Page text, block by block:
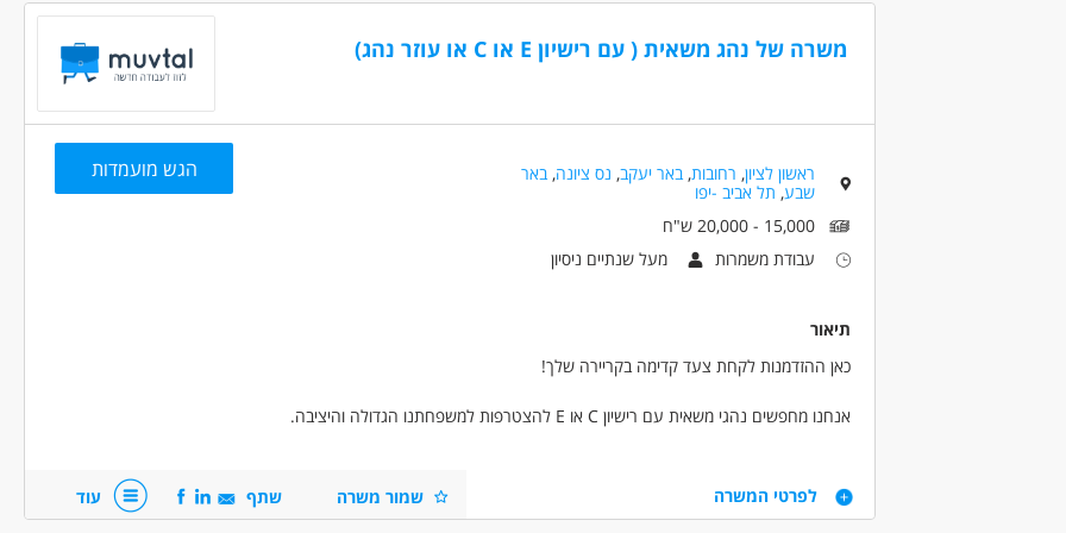
נהגים, רכב ותחבורה - נהג/ת חלוקה
נהגים, רכב ותחבורה - נהג/ת שינוע נהגים, רכב ותחבורה - נהג/ת מונית
מאפייני משרה
משרה של נהג משאית ( עם רישיון E או C או עוזר נהג)
הגש מועמדות ראשון לציון, רחובות,באר יעקב, נס ציונה,באר
שבע, תל אביב -יפו
15,000 - 20,000 ש"ח
עבודת משמרות
מעל שנתיים ניסיון
תיאור
כאן ההזדמנות לקחת צעד קדימה בקריירה שלך!
אנחנו מחפשים נהגי משאית עם רישיון C או E להצטרפות למשפחתנו הגדולה והיציבה.
מה אנחנו מציעים?
דרישות: ניסיון של שנתיים לפחות בנהיגת משאית – ניסיון צבאי נחשב גם!
לפרטי המשרה שמור משרה שתף עוד